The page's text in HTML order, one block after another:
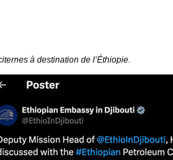
à destination de l’Éthiopie.